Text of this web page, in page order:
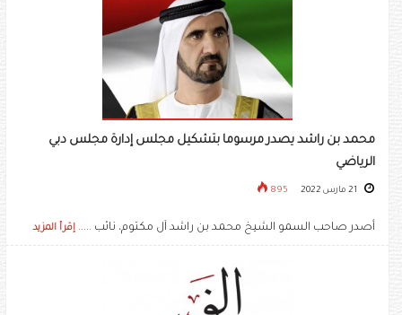
محمد بن راشد يصدر مرسوما بتشكيل مجلس إدارة مجلس دبي
الرياضي
895
أصدر صاحب السمو الشيخ محمد بن راشد آل مكتوم، نائب ..... إقرأ المزيد